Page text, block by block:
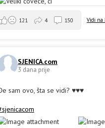
Vidi na
121 4 150
SJENICA.com
3 dana prije
sam ovo, šta se vidi? ♥️♥️♥️